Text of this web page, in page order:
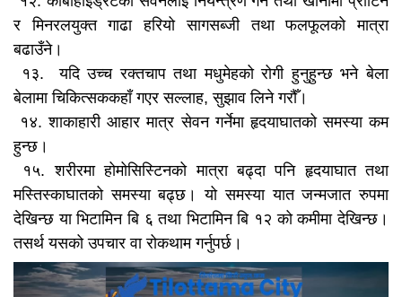
र मिनरलयुक्त गाढा हरियो सागसब्जी तथा फलफूलको मात्रा
बढाउँने।
१३. यदि उच्च रक्तचाप तथा मधुमेहको रोगी हुनुहुन्छ भने बेला
बेलामा चिकित्सककहाँ गएर सल्लाह, सुझाव लिने गरौँ।
१४. शाकाहारी आहार मात्र सेवन गर्नेमा हृदयाघातको समस्या कम
हुन्छ।
१५. शरीरमा होमोसिस्टिनको मात्रा बढ्दा पनि हृदयाघात तथा
मस्तिस्काघातको समस्या बढ्छ। यो समस्या यात जन्मजात रुपमा
देखिन्छ या भिटामिन बि ६ तथा भिटामिन बि १२ को कमीमा देखिन्छ।
तसर्थ यसको उपचार वा रोकथाम गर्नुपर्छ।